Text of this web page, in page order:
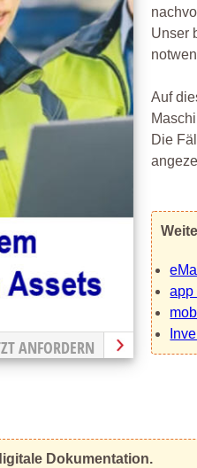
ANFORDERN
Unser
Auf
Die
app
Dokumentation.